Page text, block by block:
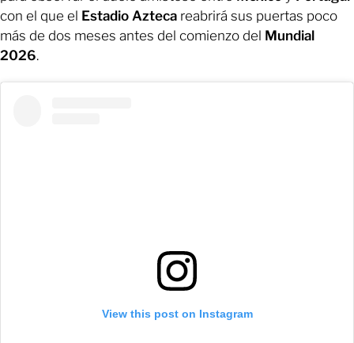
con el que el Estadio Azteca reabrirá sus puertas poco
más de dos meses antes del comienzo del Mundial
2026.
View this post on Instagram